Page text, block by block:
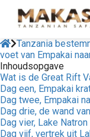
Tanzania
voet van Empakai
Inhoudsopgave
Wat is de Great Rift
Dag een, Empakai
Dag twee, Empakai
Dag drie, de wand
Dag vier, Lake
Dag vijf, vertrek uit